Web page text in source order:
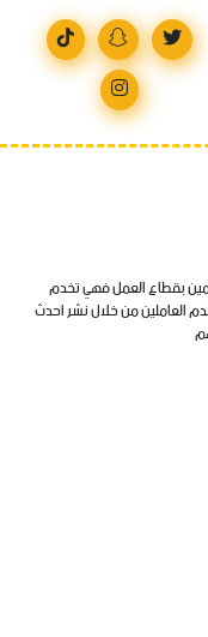
بقطاع العمل فهي تخدم
العاملين من خلال نشر احدث